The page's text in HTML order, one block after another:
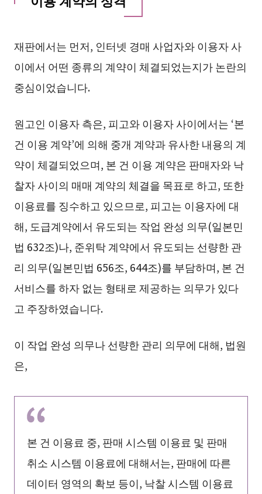
재판에서는 먼저, 인터넷 경매 사업자와 이용자 사
이에서 어떤 종류의 계약이 체결되었는지가 논란의
중심이었습니다.
원고인 이용자 측은, 피고와 이용자 사이에서는 ‘본
건 이용 계약’에 의해 중개 계약과 유사한 내용의 계
약이 체결되었으며, 본 건 이용 계약은 판매자와 낙
찰자 사이의 매매 계약의 체결을 목표로 하고, 또한
이용료를 징수하고 있으므로, 피고는 이용자에 대
해, 도급계약에서 유도되는 작업 완성 의무(일본민
법 632조)나, 준위탁 계약에서 유도되는 선량한 관
리 의무(일본민법 656조, 644조)를 부담하며, 본 건
서비스를 하자 없는 형태로 제공하는 의무가 있다
고 주장하였습니다.
이 작업 완성 의무나 선량한 관리 의무에 대해, 법원
은,
본 건 이용료 중, 판매 시스템 이용료 및 판매
취소 시스템 이용료에 대해서는, 판매에 따른
데이터 영역의 확보 등이, 낙찰 시스템 이용료